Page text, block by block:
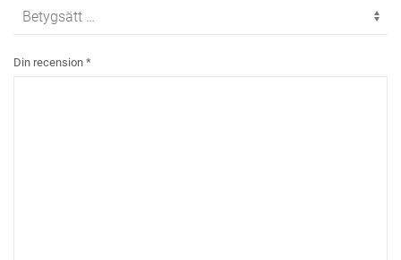
Din recension *